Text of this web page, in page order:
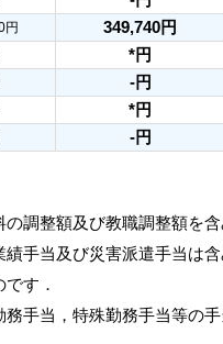
円 349,740円
*円
-円
*円
-円
調整額及び教職調整額を含
手当及び災害派遣手当は含
す．
手当，特殊勤務手当等の